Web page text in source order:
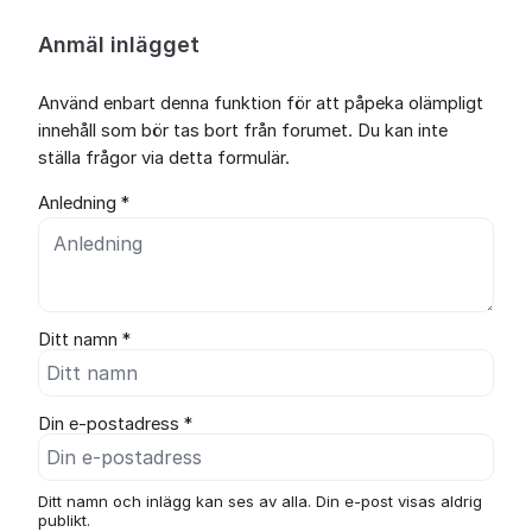
Anmäl inlägget
Använd enbart denna funktion för att påpeka olämpligt
innehåll som bör tas bort från forumet. Du kan inte
ställa frågor via detta formulär.
Anledning *
Ditt namn *
Din e-postadress *
Ditt namn och inlägg kan ses av alla. Din e-post visas aldrig
publikt.